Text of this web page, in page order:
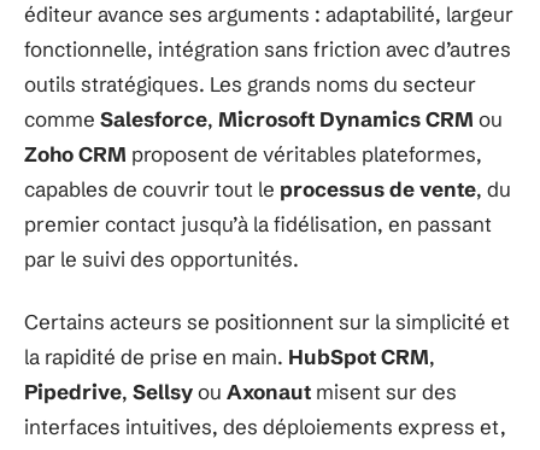
éditeur avance ses arguments : adaptabilité, largeur
fonctionnelle, intégration sans friction avec d’autres
outils stratégiques. Les grands noms du secteur
comme Salesforce, Microsoft Dynamics CRM ou
Zoho CRM proposent de véritables plateformes,
capables de couvrir tout le processus de vente, du
premier contact jusqu’à la fidélisation, en passant
par le suivi des opportunités.
Certains acteurs se positionnent sur la simplicité et
la rapidité de prise en main. HubSpot CRM,
Pipedrive, Sellsyou Axonaut misent sur des
interfaces intuitives, des déploiements express et,